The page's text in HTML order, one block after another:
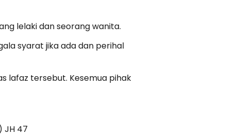
lelaki dan seorang wanita.
syarat jika ada dan perihal
lafaz tersebut. Kesemua pihak
JH 47